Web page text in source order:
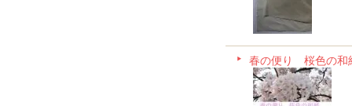
春の便り 桜色の和